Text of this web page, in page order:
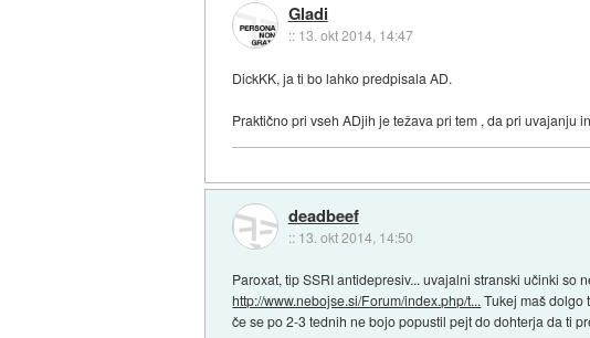
Gladi
:: 13. okt 2014, 14:47
DickKK, ja ti bo lahko predpisala AD.
Praktično pri vseh ADjih je težava pri tem , da pri uvajanju
deadbeef
:: 13. okt 2014, 14:50
Paroxat, tip SSRI antidepresiv... uvajalni stranski učinki
http://www.nebojse.si/Forum/index.php/t...Tukej maš dolgo
če se po 2-3 tednih ne bojo popustil pejt do dohterja da ti